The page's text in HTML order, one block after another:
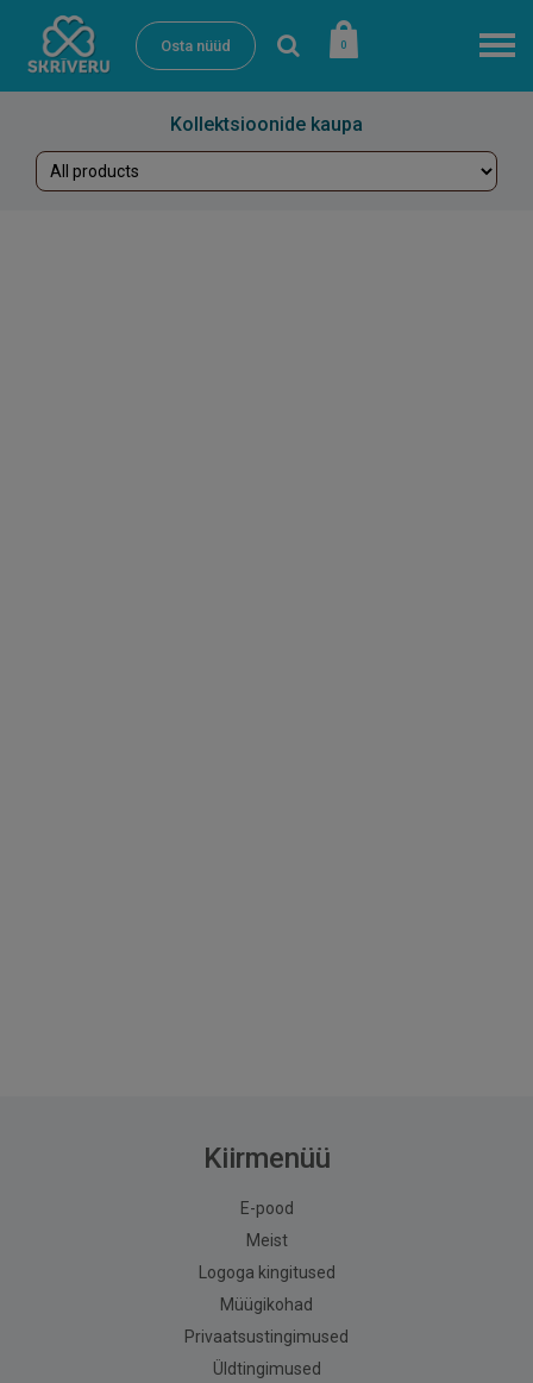
Osta nüüd 0
Kollektsioonide kaupa
Kiirmenüü
E-pood
Meist
Logoga kingitused
Müügikohad
Privaatsustingimused
Üldtingimused